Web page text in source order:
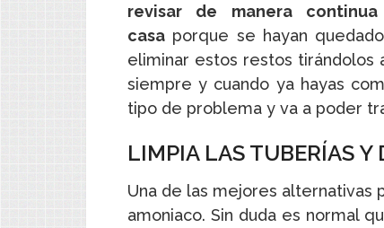
revisar de manera
casa porque se hayan
eliminar estos restos tirándolos
siempre y cuando ya hayas
tipo de problema y va a poder
LIMPIA LAS TUBERÍAS Y
Una de las mejores alternativas
amoniaco. Sin duda es normal